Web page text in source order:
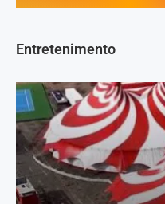
Entretenimento